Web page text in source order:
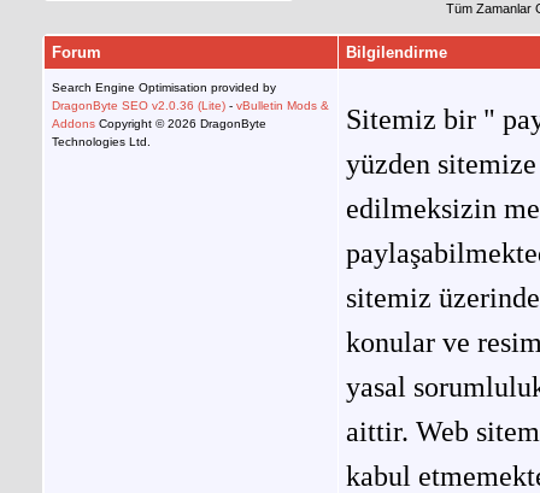
Tüm Zamanlar
Forum Bilgilendirme
Search Engine Optimisation provided by
DragonByte SEO v2.0.36 (Lite) - vBulletin Mods &
Addons Copyright © 2026 DragonByte
Technologies Ltd.
Sitemiz bir "
yüzden
edilmeksizin
sitemiz
konular ve
yasal
aittir. Web
kabul